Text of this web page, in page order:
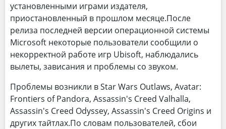
установленными играми издателя,
приостановленный в прошлом месяце.После
релиза последней версии операционной системы
Microsoft некоторые пользователи сообщили о
некорректной работе игр Ubisoft, наблюдались
вылеты, зависания и проблемы со звуком.
Проблемы возникли в Star Wars Outlaws, Avatar:
Frontiers of Pandora, Assassin's Creed Valhalla,
Assassin's Creed Odyssey, Assassin's Creed Origins и
других тайтлах.По словам пользователей, сбои